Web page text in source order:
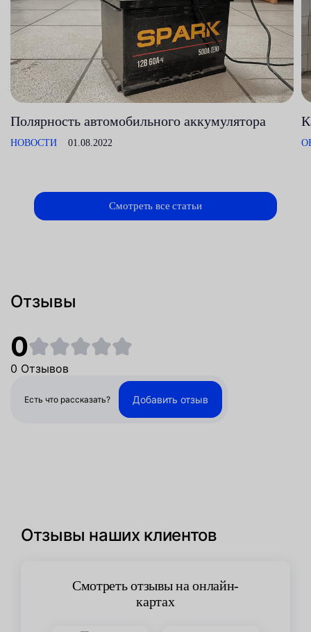
Полярность автомобильного аккумулятора
НОВОСТИ 01.08.2022
Смотреть все статьи
Отзывы
0
0 Отзывов
Есть что рассказать? Добавить отзыв
Отзывы наших клиентов
Смотреть отзывы на онлайн-
картах